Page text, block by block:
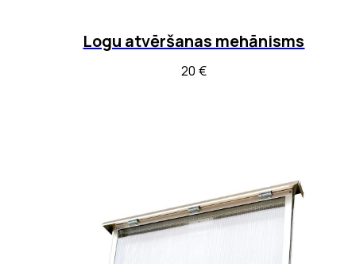
Logu atvēršanas mehānisms
20 €